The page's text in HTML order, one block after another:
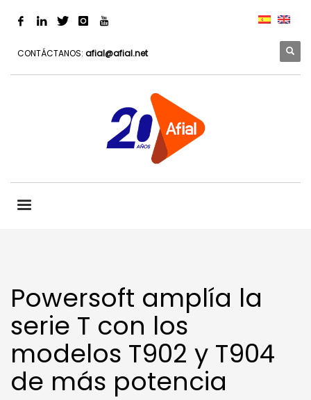
CONTÁCTANOS: afial@afial.net
Powersoft amplía la
serie T con los
modelos T902 y T904
de más potencia